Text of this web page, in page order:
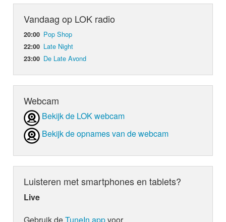
Webcam
Info
Vandaag op LOK radio
20:00 Pop Shop
22:00 Late Night
23:00 De Late Avond
Webcam
Bekijk de LOK webcam
Bekijk de opnames van de webcam
Luisteren met smartphones en tablets?
Live